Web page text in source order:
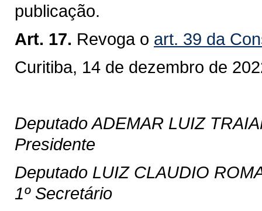
publicação.
Art. 17. Revoga o art. 39 da
Curitiba, 14 de dezembro de
Deputado ADEMAR LUIZ
Presidente
Deputado LUIZ CLAUDIO
1º Secretário